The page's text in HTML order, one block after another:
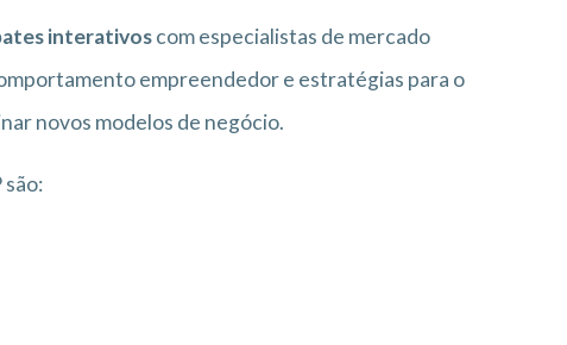
interativoscom especialistas de mercado
empreendedor e estratégias para o
novos modelos de negócio.
são: